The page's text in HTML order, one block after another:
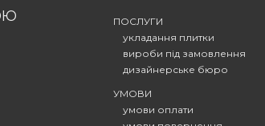
ПОСЛУГИ
укладання плитки
вироби під замовлення
дизайнерське бюро
УМОВИ
умови оплати